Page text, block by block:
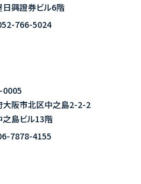
日興證券ビル6階
766-5024
0005
大阪市北区中之島2-2-2
之島ビル13階
7878-4155